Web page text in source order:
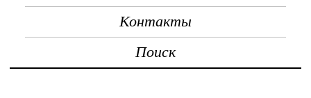
Контакты
Поиск